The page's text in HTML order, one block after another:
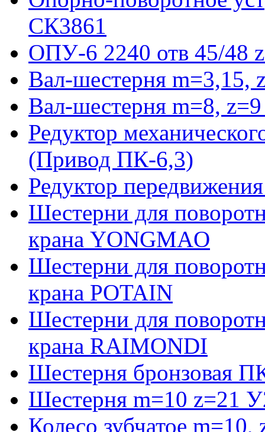
СК3861
ОПУ-6 2240 отв 45/48
Вал-шестерня m=3,15,
Вал-шестерня m=8,
Редуктор
(Привод ПК-6,3)
Редуктор
Шестерни для
крана YONGMAO
Шестерни для
крана POTAIN
Шестерни для
крана RAIMONDI
Шестерня бронзовая
Шестерня m=10 z=21
Колесо зубчатое